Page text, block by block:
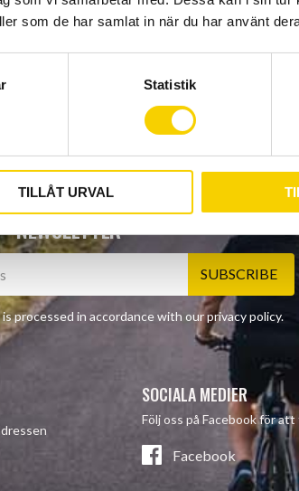
som de har samlat in när du har använt
Statistik
TILLÅT URVAL
NEWSLETTER
SUBSCRIBE
processed in accordance with ourprivacy policy.
SOCIALA MEDIER
Följ oss på Facebook för
Facebook